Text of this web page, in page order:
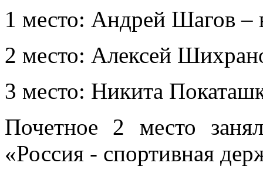
1 место: Андрей Шагов –
2 место: Алексей
3 место: Никита
Почетное 2 место
«Россия - спортивная